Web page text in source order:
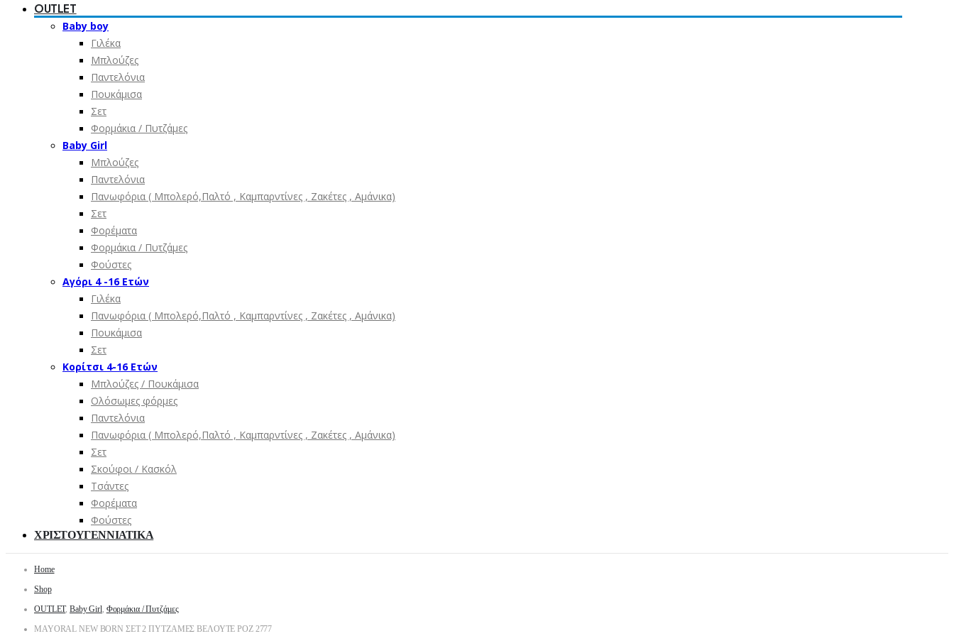
OUTLET
Baby boy
Γιλέκα
Μπλούζες
Παντελόνια
Πουκάμισα
Σετ
Φορμάκια / Πυτζάμες
Baby Girl
Μπλούζες
Παντελόνια
Πανωφόρια ( Μπολερό,Παλτό , Καμπαρντίνες , Ζακέτες , Αμάνικα)
Σετ
Φορέματα
Φορμάκια / Πυτζάμες
Φούστες
Αγόρι 4 -16 Ετών
Γιλέκα
Πανωφόρια ( Μπολερό,Παλτό , Καμπαρντίνες , Ζακέτες , Αμάνικα)
Πουκάμισα
Σετ
Κορίτσι 4-16 Ετών
Μπλούζες / Πουκάμισα
Ολόσωμες φόρμες
Παντελόνια
Πανωφόρια ( Μπολερό,Παλτό , Καμπαρντίνες , Ζακέτες , Αμάνικα)
Σετ
Σκούφοι / Κασκόλ
Τσάντες
Φορέματα
Φούστες
ΧΡΙΣΤΟΥΓΕΝΝΙΑΤΙΚΑ
Home
Shop
OUTLET,Baby Girl, Φορμάκια / Πυτζάμες
MAYORAL NEW BORN ΣΕΤ 2 ΠΥΤΖΑΜΕΣ ΒΕΛΟΥΤΕ ΡΟΖ 2777